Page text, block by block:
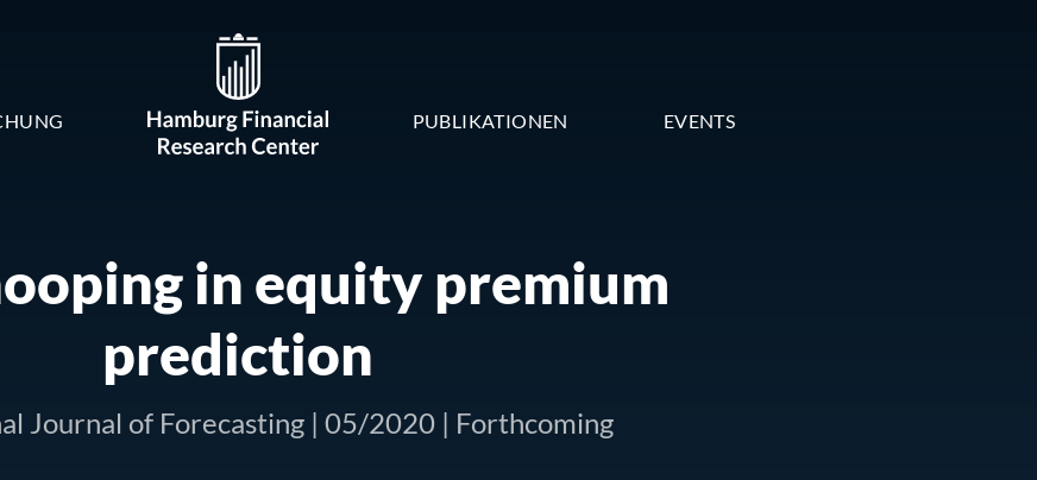
PUBLIKATIONEN EVENTS
in equity premium
prediction
Journal of Forecasting | 05/2020 | Forthcoming